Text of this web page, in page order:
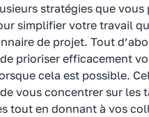
stratégies que vous
simplifier votre travail
de projet. Tout
prioriser efficacement
cela est possible.
vous concentrer sur les
tout en donnant à vos